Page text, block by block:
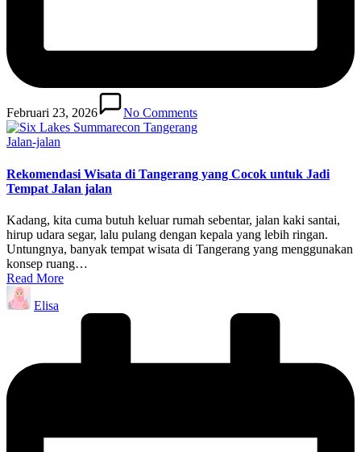
Februari 23, 2026 No Comments
Posted
Jalan-jalan
Rekomendasi Wisata di Tangerang yang Cocok untuk Jadi
Tempat Jalan jalan
Kadang, kita cuma butuh keluar rumah sebentar, jalan kaki santai,
hirup udara segar, lalu pulang dengan kepala yang lebih ringan.
Untungnya, banyak tempat wisata di Tangerang yang menggunakan
konsep ruang…
Read More
Posted
by
Elisa